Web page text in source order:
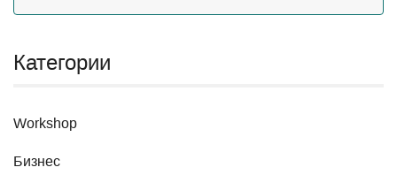
Категории
Workshop
Бизнес